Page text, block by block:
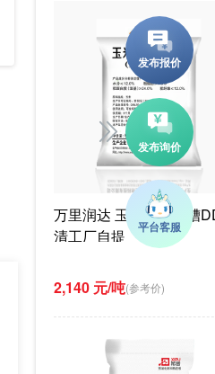
万里润达 玉米干酒精糟
清工厂自提
2,140 元/吨(参考价)